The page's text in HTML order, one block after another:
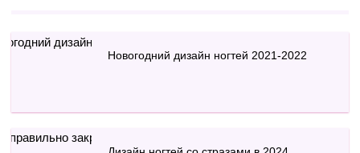
Новогодний дизайн ногтей 2021-2022